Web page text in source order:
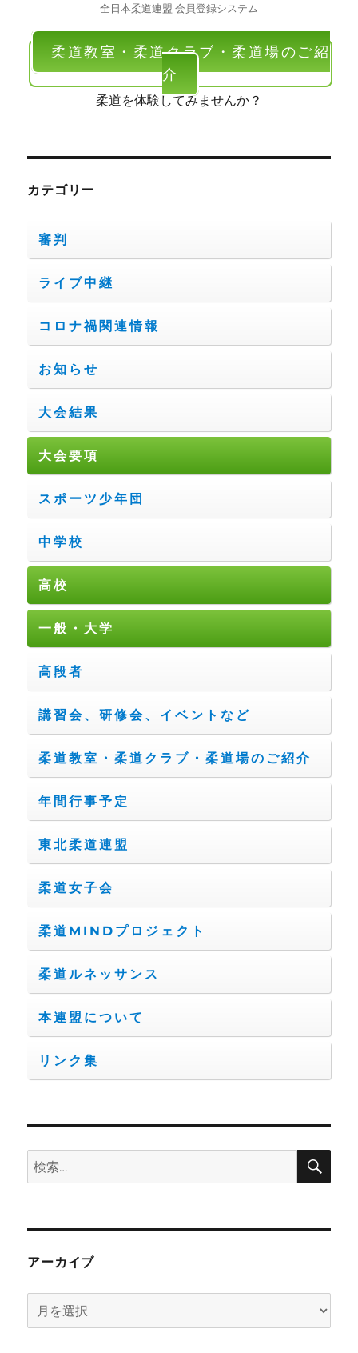
全日本柔道連盟 会員登録システム
柔道教室・柔道クラブ・柔道場のご紹
介
柔道を体験してみませんか？
カテゴリー
審判
ライブ中継
コロナ禍関連情報
お知らせ
大会結果
大会要項
スポーツ少年団
中学校
高校
一般・大学
高段者
講習会、研修会、イベントなど
柔道教室・柔道クラブ・柔道場のご紹介
年間行事予定
東北柔道連盟
柔道女子会
柔道MINDプロジェクト
柔道ルネッサンス
本連盟について
リンク集
検
索:
検
アーカイブ
ー